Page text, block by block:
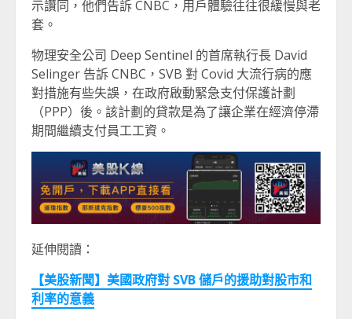
示讚同，他們告訴 CNBC，用戶體驗往往很緩慢與老
套。
物理安全公司 Deep Sentinel 的首席執行長 David
Selinger 告訴 CNBC，SVB 對 Covid 大流行病的應
對措施有些失誤，在政府啟動緊急支付保護計劃
（PPP）後。該計劃的貸款是為了讓企業在經濟停滯
期間繼續支付員工工資。
延伸閱讀：
【美股新聞】美國政府對 SVB 儲戶的援助對股市和
利率的意義